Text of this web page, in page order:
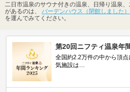
二日市温泉のサウナ付きの温泉、日帰り温泉
があるのは、 バーデンハウス（閉館しました）
を運んでみてください。
第20回ニフティ温泉年
全国約2.2万件の中から頂
気施設は…